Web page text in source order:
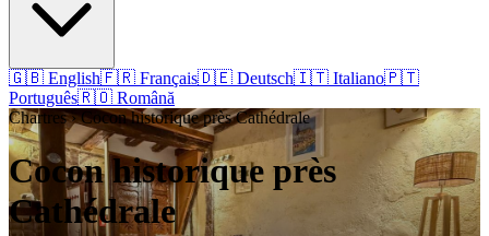
🇬🇧 English🇫🇷 Français🇩🇪 Deutsch🇮🇹 Italiano🇵🇹
Português🇷🇴 Română
Chartres › Cocon historique près Cathédrale
Cocon historique près
Cathédrale